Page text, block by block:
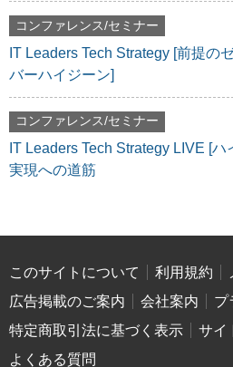
コンファレンス/セミナー
IT Leaders Tech Strategy [前提の
バーハイジーン]
コンファレンス/セミナー
IT Leaders Tech Strategy LIVE [
実現への道筋
このサイトについて 利用規約
広告掲載のご案内
会社案内
プ
特定商取引法に基づく表示
サイ
よくある質問